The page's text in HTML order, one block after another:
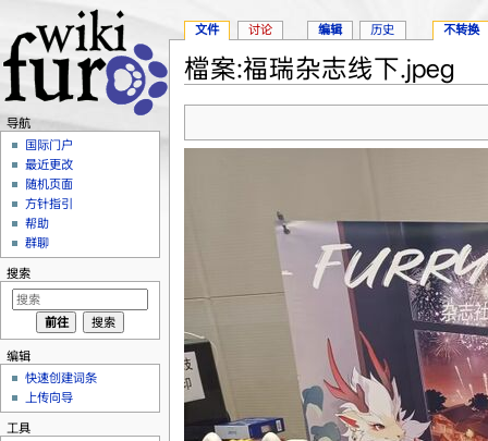
檔案:福瑞杂志线下.jpeg
文件 讨论 编辑 历史 不转换
导航
国际门户
最近更改
随机页面
方针指引
帮助
群聊
搜索
编辑
快速创建词条
上传向导
工具